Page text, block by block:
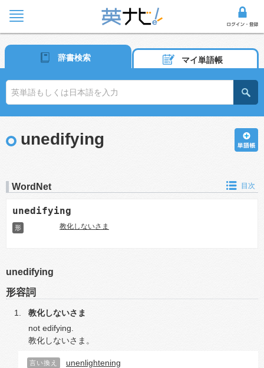
辞書検索 マイ単語帳
unedifying
WordNet 目次
unedifying
形 教化しないさま
unedifying
形容詞
教化しないさま
not edifying.
教化しないさま。
言い換え unenlightening